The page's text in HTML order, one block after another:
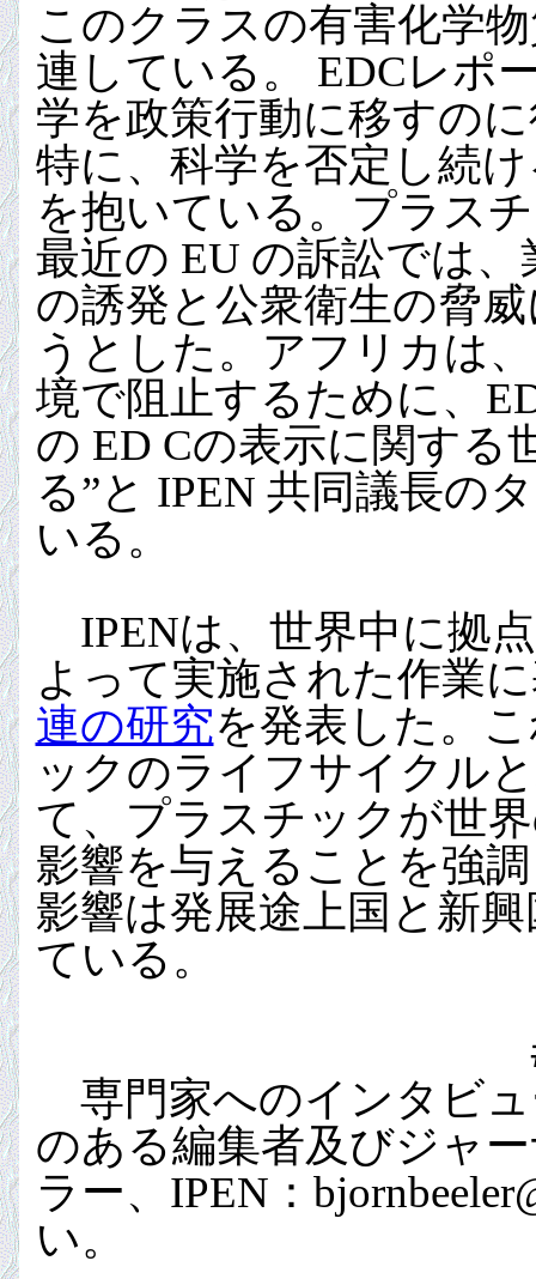
このクラスの有害化学
連している。 EDCレポ
学を政策行動に移すの
特に、科学を否定し続
を抱いている。プラス
最近の EU の訴訟では
の誘発と公衆衛生の脅
うとした。アフリカは
境で阻止するために、
の ED Cの表示に関する
る”と IPEN 共同議長の
いる。
IPENは、世界中に拠
よって実施された作業
連の研究を発表した。
ックのライフサイクル
て、プラスチックが世
影響を与えることを強
影響は発展途上国と新
ている。
専門家へのインタビ
のある編集者及びジャ
ラー、IPEN：
い。